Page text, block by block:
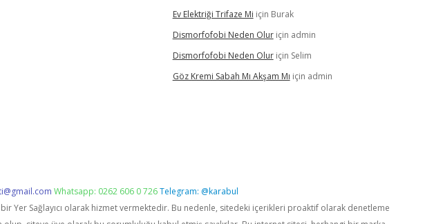
Ev Elektriği Trifaze Mi için Burak
Dismorfofobi Neden Oluriçin admin
Dismorfofobi Neden Oluriçin Selim
Göz Kremi Sabah Mı Akşam Mı için admin
Whatsapp: 0262 606 0 726Telegram: @karabul
Yer Sağlayıcı olarak hizmet vermektedir. Bu nedenle, sitedeki içerikleri proaktif olarak denetleme